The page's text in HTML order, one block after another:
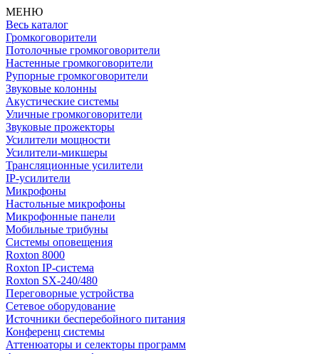
МЕНЮ
Весь каталог
Громкоговорители
Потолочные громкоговорители
Настенные громкоговорители
Рупорные громкоговорители
Звуковые колонны
Акустические системы
Уличные громкоговорители
Звуковые прожекторы
Усилители мощности
Усилители-микшеры
Трансляционные усилители
IP-усилители
Микрофоны
Настольные микрофоны
Микрофонные панели
Мобильные трибуны
Системы оповещения
Roxton 8000
Roxton IP-система
Roxton SX-240/480
Переговорные устройства
Сетевое оборудование
Источники бесперебойного питания
Конференц системы
Аттенюаторы и селекторы программ